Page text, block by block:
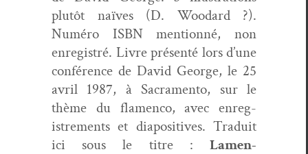
plutôt naïves (D. Woodard ?).
Numéro ISBN men­tion­né, non
enreg­istré. Livre présen­té lors d’une
con­férence de David George, le 25
avril 1987, à Sacra­men­to, sur le
thème du fla­men­co, avec enreg­
istrements et dia­pos­i­tives. Traduit
ici sous le titre : Lamen­